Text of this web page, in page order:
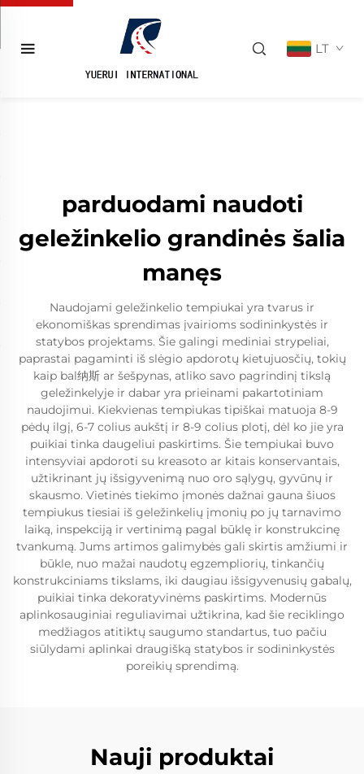
LT
parduodami naudoti
geležinkelio grandinės šalia
manęs
Naudojami geležinkelio tempiukai yra tvarus ir
ekonomiškas sprendimas įvairioms sodininkystės ir
statybos projektams. Šie galingi mediniai strypeliai,
paprastai pagaminti iš slėgio apdorotų kietujuosčių, tokių
kaip bal纳斯 ar šešpynas, atliko savo pagrindinį tikslą
geležinkelyje ir dabar yra prieinami pakartotiniam
naudojimui. Kiekvienas tempiukas tipiškai matuoja 8-9
pėdų ilgį, 6-7 colius aukštį ir 8-9 colius plotį, dėl ko jie yra
puikiai tinka daugeliui paskirtims. Šie tempiukai buvo
intensyviai apdoroti su kreasoto ar kitais konservantais,
užtikrinant jų išsigyvenimą nuo oro sąlygų, gyvūnų ir
skausmo. Vietinės tiekimo įmonės dažnai gauna šiuos
tempiukus tiesiai iš geležinkelių įmonių po jų tarnavimo
laiką, inspekciją ir vertinimą pagal būklę ir konstrukcinę
tvankumą. Jums artimos galimybės gali skirtis amžiumi ir
būkle, nuo mažai naudotų egzempliorių, tinkančių
konstrukciniams tikslams, iki daugiau išsigyvenusių gabalų,
puikiai tinka dekoratyvinėms paskirtims. Modernūs
aplinkosauginiai reguliavimai užtikrina, kad šie reciklingo
medžiagos atitiktų saugumo standartus, tuo pačiu
siūlydami aplinkai draugišką statybos ir sodininkystės
poreikių sprendimą.
Nauji produktai